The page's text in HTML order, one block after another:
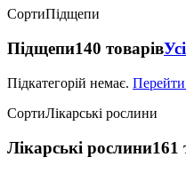
СортиПідщепи
Підщепи140 товарів
Підкатегорій немає.
СортиЛікарські рослини
Лікарські рослини161